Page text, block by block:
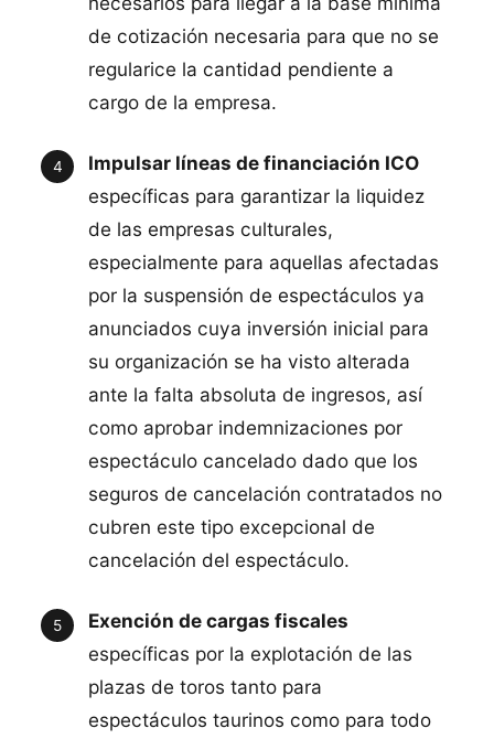
de cotización necesaria para que no se
regularice la cantidad pendiente a
cargo de la empresa.
Impulsar líneas de financiación ICO
específicas para garantizar la liquidez
de las empresas culturales,
especialmente para aquellas afectadas
por la suspensión de espectáculos ya
anunciados cuya inversión inicial para
su organización se ha visto alterada
ante la falta absoluta de ingresos, así
como aprobar indemnizaciones por
espectáculo cancelado dado que los
seguros de cancelación contratados no
cubren este tipo excepcional de
cancelación del espectáculo.
Exención de cargas fiscales
específicas por la explotación de las
plazas de toros tanto para
espectáculos taurinos como para todo